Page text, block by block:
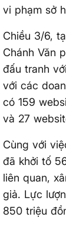
vi phạm sở
Chiều 3/6,
Chánh Văn
đấu tranh
với các
có 159
và 27
Cùng với
đã khởi tố
liên quan,
giả. Lực
850 triệu